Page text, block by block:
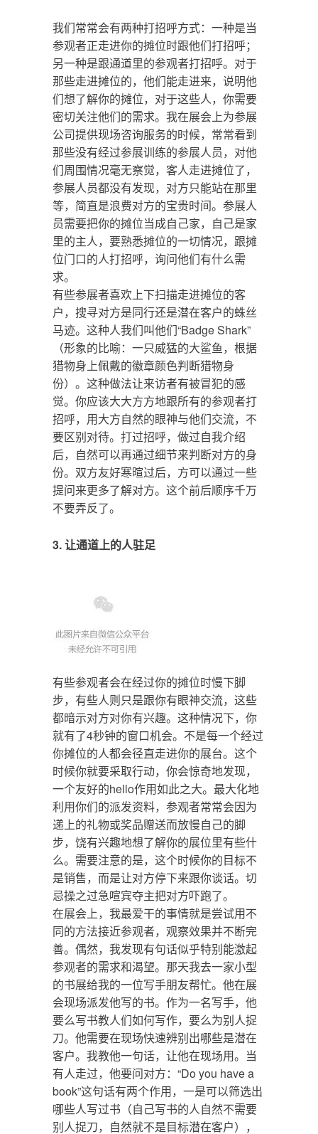
我们常常会有两种打招呼方式：一种是当
参观者正走进你的摊位时跟他们打招呼；
另一种是跟通道里的参观者打招呼。对于
那些走进摊位的，他们能走进来，说明他
们想了解你的摊位，对于这些人，你需要
密切关注他们的需求。我在展会上为参展
公司提供现场咨询服务的时候，常常看到
那些没有经过参展训练的参展人员，对他
们周围情况毫无察觉，客人走进摊位了，
参展人员都没有发现，对方只能站在那里
等，简直是浪费对方的宝贵时间。参展人
员需要把你的摊位当成自己家，自己是家
里的主人，要熟悉摊位的一切情况，跟摊
位门口的人打招呼，询问他们有什么需
求。
有些参展者喜欢上下扫描走进摊位的客
户，搜寻对方是同行还是潜在客户的蛛丝
马迹。这种人我们叫他们“Badge Shark”
（形象的比喻：一只威猛的大鲨鱼，根据
猎物身上佩戴的徽章颜色判断猎物身
份）。这种做法让来访者有被冒犯的感
觉。你应该大大方方地跟所有的参观者打
招呼，用大方自然的眼神与他们交流，不
要区别对待。打过招呼，做过自我介绍
后，自然可以再通过细节来判断对方的身
份。双方友好寒暄过后，方可以通过一些
提问来更多了解对方。这个前后顺序千万
不要弄反了。
3. 让通道上的人驻足
有些参观者会在经过你的摊位时慢下脚
步，有些人则只是跟你有眼神交流，这些
都暗示对方对你有兴趣。这种情况下，你
就有了4秒钟的窗口机会。不是每一个经过
你摊位的人都会径直走进你的展台。这个
时候你就要采取行动，你会惊奇地发现，
一个友好的hello作用如此之大。最大化地
利用你们的派发资料，参观者常常会因为
递上的礼物或奖品赠送而放慢自己的脚
步，饶有兴趣地想了解你的展位里有些什
么。需要注意的是，这个时候你的目标不
是销售，而是让对方停下来跟你谈话。切
忌操之过急喧宾夺主把对方吓跑了。
在展会上，我最爱干的事情就是尝试用不
同的方法接近参观者，观察效果并不断完
善。偶然，我发现有句话似乎特别能激起
参观者的需求和渴望。那天我去一家小型
的书展给我的一位写手朋友帮忙。他在展
会现场派发他写的书。作为一名写手，他
要么写书教人们如何写作，要么为别人捉
刀。他需要在现场快速辨别出哪些是潜在
客户。我教他一句话，让他在现场用。当
有人走过，他要问对方：“Do you have a
book”这句话有两个作用，一是可以筛选出
哪些人写过书（自己写书的人自然不需要
别人捉刀，自然就不是目标潜在客户），